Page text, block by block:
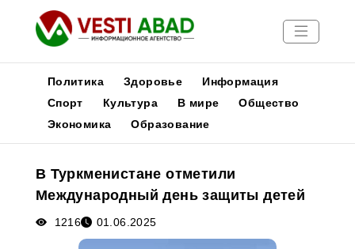
Новости
Медиа
Афиша
Политика Здоровье
Информация
Спорт
Культура В мире
Общество
Экономика
Образование
В Туркменистане отметили
Международный день защиты детей
1216 01.06.2025